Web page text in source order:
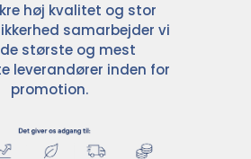
høj kvalitet og stor
samarbejder vi
største og mest
leverandører inden for
promotion.